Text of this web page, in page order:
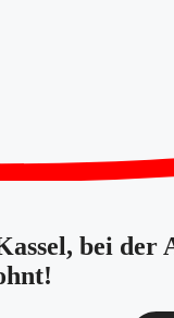
bei der